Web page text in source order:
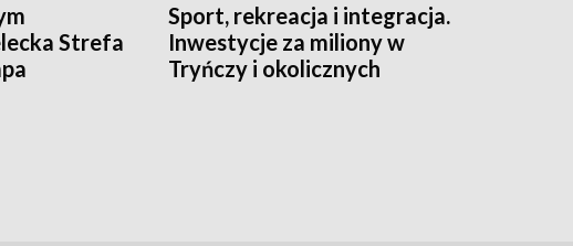
Strefa
Sport, rekreacja i integracja.
Inwestycje za miliony w
Tryńczy i okolicznych